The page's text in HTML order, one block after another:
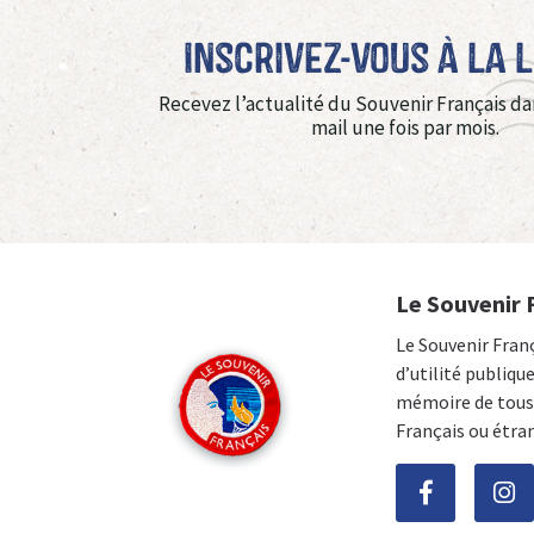
Inscrivez-vous à La
Recevez l’actualité du Souvenir Français
mail une fois par mois.
Le Souvenir
Le Souvenir
d’utilité
mémoire de
Français ou